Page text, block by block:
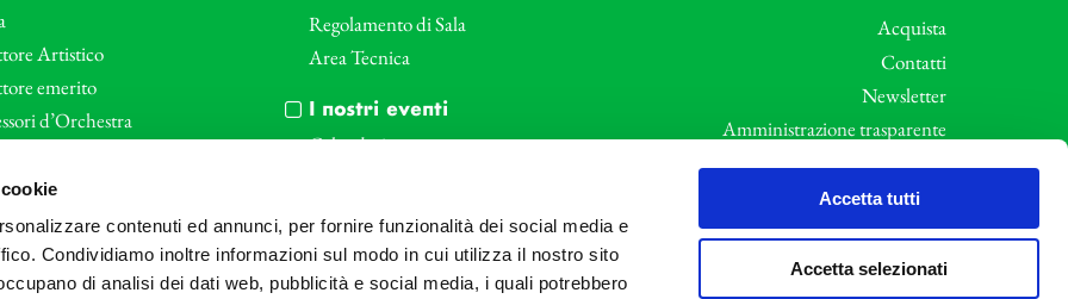
contenuti ed annunci, per fornire funzionalità dei social media e
Condividiamo inoltre informazioni sul modo in cui utilizza il nostro sito
di analisi dei dati web, pubblicità e social media, i quali potrebbero
Accetta tutti
Accetta selezionati
Artistico
emerito
d’Orchestra
Regolamento di Sala
Area Tecnica
I nostri eventi
Calendario
Biglietteria
Archivio Fotografico
Acquista
Contatti
Newsletter
Amministrazione trasparente
Whistleblowing
Privacy e Cookie Policy
Informative Privacy
Area riservata